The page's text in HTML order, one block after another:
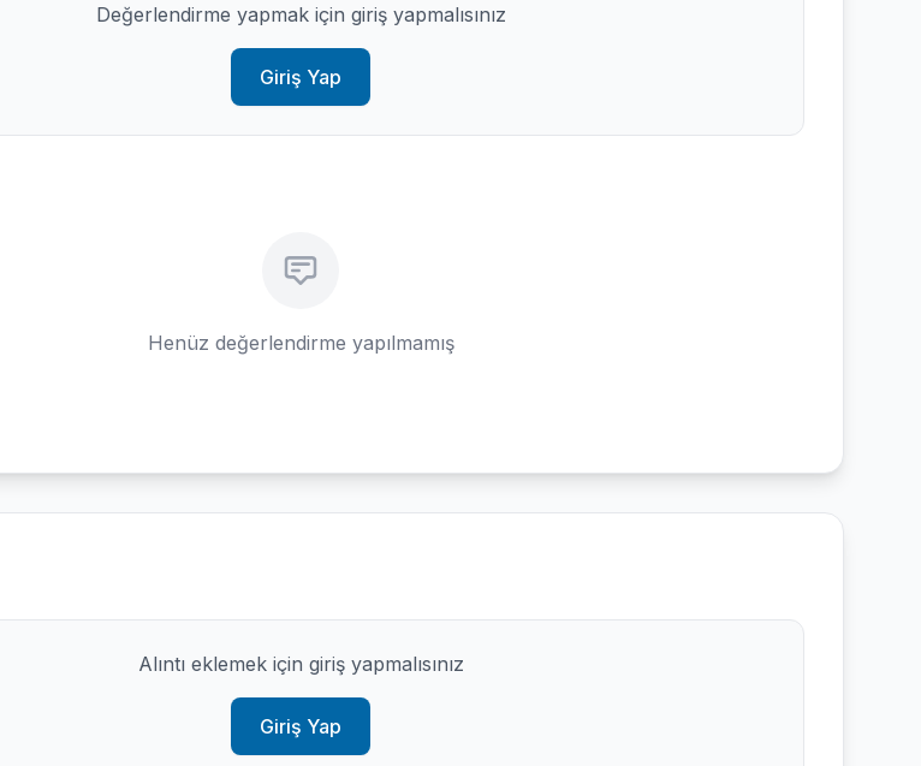
Değerlendirme yapmak için giriş yapmalısınız
Giriş Yap
Henüz değerlendirme yapılmamış
Alıntı eklemek için giriş yapmalısınız
Giriş Yap